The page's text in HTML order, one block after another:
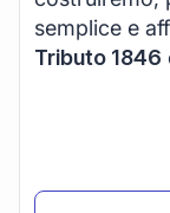
semplice e
Tributo 1846